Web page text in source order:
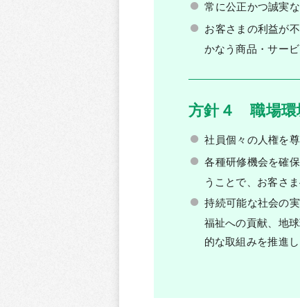
常に公正かつ誠実
お客さまの利益が
かなう商品・サー
方針４ 職場環
社員個々の人権を
各種研修機会を確
うことで、お客さ
持続可能な社会の
福祉への貢献、地
的な取組みを推進し